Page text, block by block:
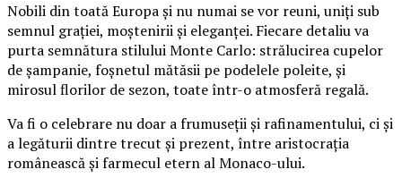
Nobili din toată Europa și nu numai se vor reuni, uniți sub
semnul grației, moștenirii și eleganței. Fiecare detaliu va
purta semnătura stilului Monte Carlo: strălucirea cupelor
de șampanie, foșnetul mătăsii pe podelele poleite, și
mirosul florilor de sezon, toate într-o atmosferă regală.
Va fi o celebrare nu doar a frumuseții și rafinamentului, ci și
a legăturii dintre trecut și prezent, între aristocrația
românească și farmecul etern al Monaco-ului.